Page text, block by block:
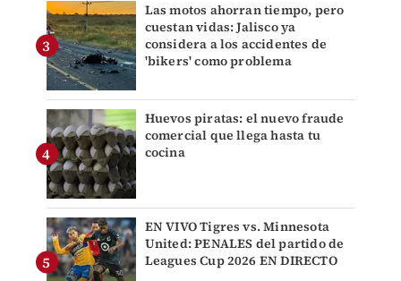
Las motos ahorran tiempo, pero
cuestan vidas: Jalisco ya
considera a los accidentes de
'bikers' como problema
Huevos piratas: el nuevo fraude
comercial que llega hasta tu
cocina
EN VIVO Tigres vs. Minnesota
United: PENALES del partido de
Leagues Cup 2026 EN DIRECTO